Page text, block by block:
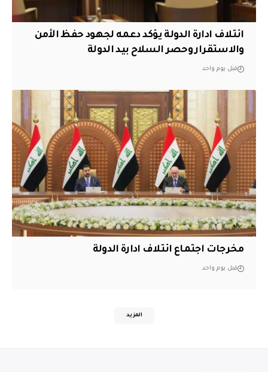
ائتلاف ادارة الدولة يؤكد دعمه لجهود حفظ الأمن
والاستقرار وحصر السلاح بيد الدولة
قبل يوم واحد
مخرجات اجتماع ائتلاف ادارة الدولة
قبل يوم واحد
المزيد